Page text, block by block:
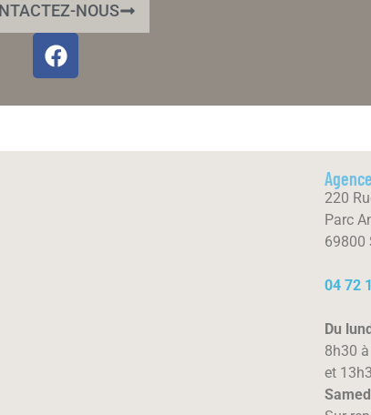
NOUS
220
Parc
69800
04 72
Du
8h30
et